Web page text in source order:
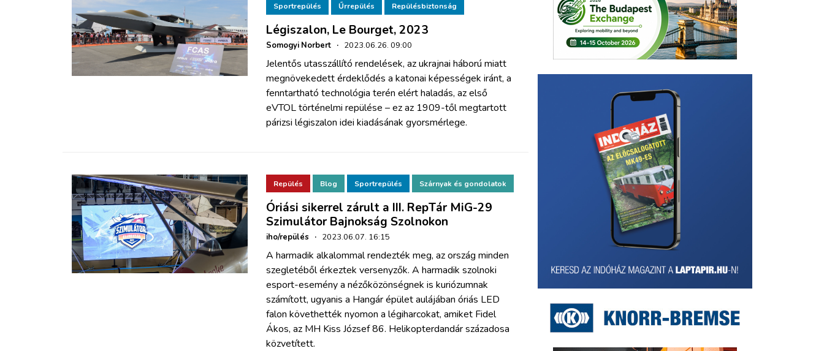
Sportrepülés Űrrepülés Repülésbiztonság
Légiszalon, Le Bourget, 2023
Somogyi Norbert · 2023.06.26. 09:00
Jelentős utasszállító rendelések, az ukrajnai háború miatt
megnövekedett érdeklődés a katonai képességek iránt, a
fenntartható technológia terén elért haladás, az első
eVTOL történelmi repülése – ez az 1909-től megtartott
párizsi légiszalon idei kiadásának gyorsmérlege.
Repülés Blog Sportrepülés Szárnyak és gondolatok
Óriási sikerrel zárult a III. RepTár MiG-29
Szimulátor Bajnokság Szolnokon
iho/repülés · 2023.06.07. 16:15
A harmadik alkalommal rendezték meg, az ország minden
szegletéből érkeztek versenyzők. A harmadik szolnoki
esport-esemény a nézőközönségnek is kuriózumnak
számított, ugyanis a Hangár épület aulájában óriás LED
falon követhették nyomon a légiharcokat, amiket Fidel
Ákos, az MH Kiss József 86. Helikopterdandár századosa
közvetített.